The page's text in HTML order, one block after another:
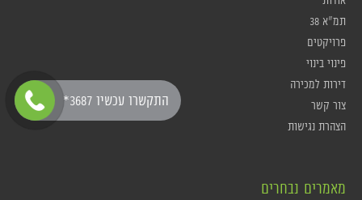
תמ"א 38
פרויקטים
פינוי בינוי
דירות למכירה
צור קשר
הצהרת נגישות
מאמרים נבחרים
*התקשרו עכשיו 3687